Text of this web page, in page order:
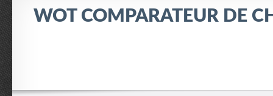
WOT COMPARATEUR DE